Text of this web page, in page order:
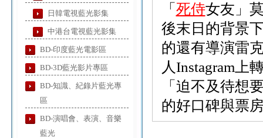
日韓電視藍光影集
中港台電視藍光影集
BD-印度藍光電影區
BD-3D藍光影片專區
BD-知識、紀錄片藍光專
區
BD-演唱會、表演、音樂
藍光
「 死侍女友」
後末日的背景
的還有導演雷
人Instagram上
「迫不及待想
的好口碑與票